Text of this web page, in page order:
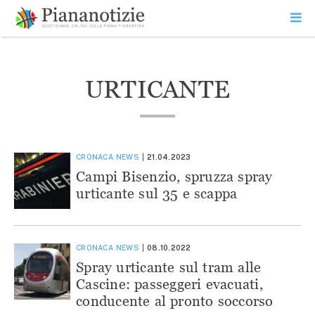
contenuto
SEARCH
URTICANTE
CRONACA NEWS 21.04.2023
Campi Bisenzio, spruzza spray
urticante sul 35 e scappa
CRONACA NEWS 08.10.2022
Spray urticante sul tram alle
Cascine: passeggeri evacuati,
conducente al pronto soccorso